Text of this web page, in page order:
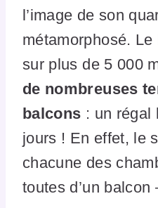
l’image de son
métamorphosé. Le
sur plus de 5 000
de nombreuses
balcons : un régal
jours ! En effet, le
chacune des
toutes d’un balcon